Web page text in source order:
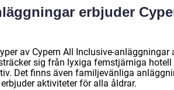
erbjuder
av Cypern All Inclusive-anläggningar
sig från lyxiga femstjärniga
Det finns även familjevänliga
aktiviteter för alla åldrar.